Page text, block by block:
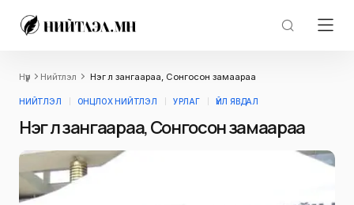
Нүүр Нийтлэл Нэг л зангаараа, Сонгосон замаараа
НИЙТЛЭЛ ОНЦЛОХ НИЙТЛЭЛ УРЛАГ ҮЙЛ ЯВДАЛ
Нэг л зангаараа, Сонгосон замаараа